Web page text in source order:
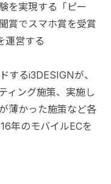
を実現する「ピー
賞でスマホ賞を受賞
運営する
するi3DESIGNが、
ィング施策、実施し
薄かった施策など各
年のモバイルECを